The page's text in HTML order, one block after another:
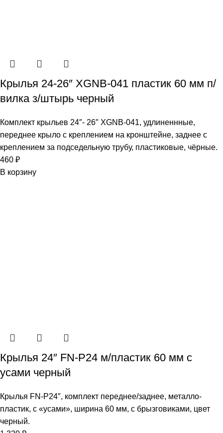
Крылья 24-26″ XGNB-041 пластик 60 мм п/
вилка з/штырь черный
Комплект крыльев 24″- 26″ XGNB-041, удлиненнные,
переднее крыло с креплением на кронштейне, заднее с
креплением за подседельную трубу, пластиковые, чёрные.
460 ₽
В корзину
Крылья 24″ FN-P24 м/пластик 60 мм с
усами черный
Крылья FN-P24″, комплект переднее/заднее, металло-
пластик, с «усами», ширина 60 мм, с брызговиками, цвет
черный.